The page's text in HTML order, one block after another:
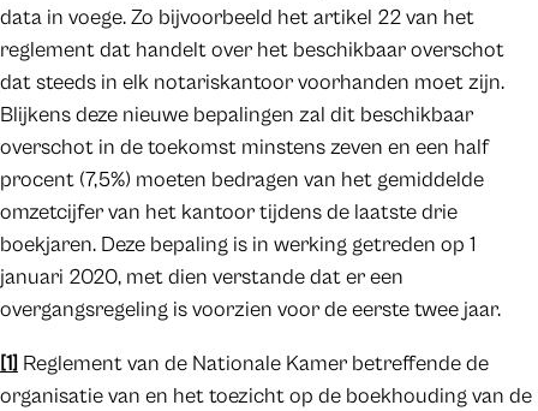
data in voege. Zo bijvoorbeeld het artikel 22 van het
reglement dat handelt over het beschikbaar overschot
dat steeds in elk notariskantoor voorhanden moet zijn.
Blijkens deze nieuwe bepalingen zal dit beschikbaar
overschot in de toekomst minstens zeven en een half
procent (7,5%) moeten bedragen van het gemiddelde
omzetcijfer van het kantoor tijdens de laatste drie
boekjaren. Deze bepaling is in werking getreden op 1
januari 2020, met dien verstande dat er een
overgangsregeling is voorzien voor de eerste twee jaar.
[1] Reglement van de Nationale Kamer betreffende de
organisatie van en het toezicht op de boekhouding van de